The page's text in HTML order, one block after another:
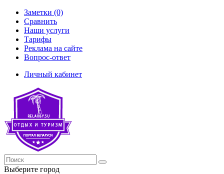
Заметки (0)
Сравнить
Наши услуги
Тарифы
Реклама на сайте
Вопрос-ответ
Личный кабинет
Выберите город